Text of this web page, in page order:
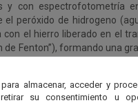
y con espectrofotometría
el peróxido de hidrogeno
el hierro liberado en el
Fenton”), formando una
almacenar, acceder y
su consentimiento u